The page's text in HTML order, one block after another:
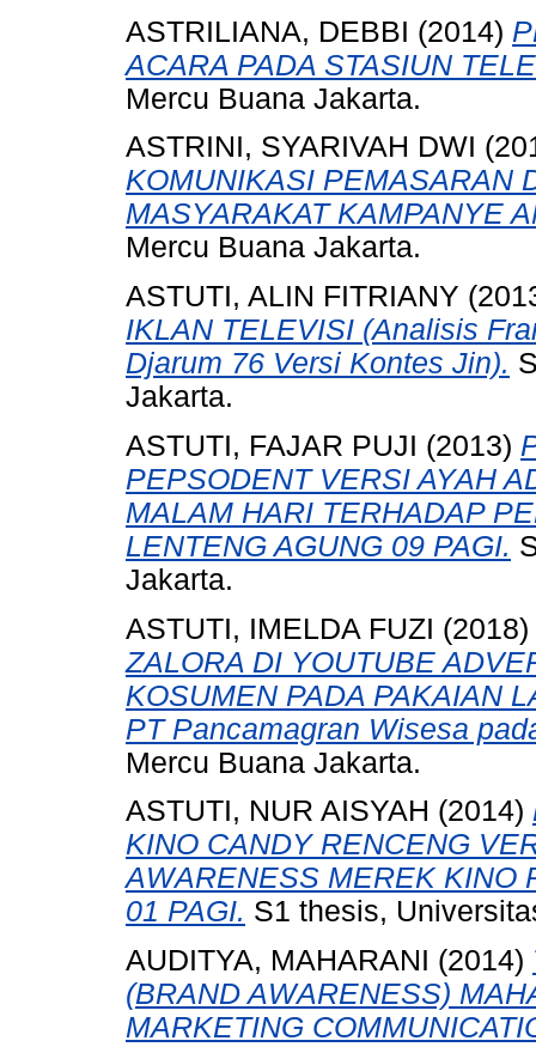
ASTRILIANA, DEBBI (2014)
ACARA PADA STASIUN
Mercu Buana Jakarta.
ASTRINI, SYARIVAH DWI
KOMUNIKASI PEMASARAN
MASYARAKAT KAMPANYE
Mercu Buana Jakarta.
ASTUTI, ALIN FITRIANY
IKLAN TELEVISI (Analisis
Djarum 76 Versi Kontes Jin).
Jakarta.
ASTUTI, FAJAR PUJI (2013)
PEPSODENT VERSI AYAH
MALAM HARI TERHADAP
LENTENG AGUNG 09 PAGI.
Jakarta.
ASTUTI, IMELDA FUZI (2018)
ZALORA DI YOUTUBE
KOSUMEN PADA PAKAIAN
PT Pancamagran Wisesa
Mercu Buana Jakarta.
ASTUTI, NUR AISYAH (2014)
KINO CANDY RENCENG
AWARENESS MEREK KINO
01 PAGI. S1 thesis,
AUDITYA, MAHARANI (2014)
(BRAND AWARENESS)
MARKETING